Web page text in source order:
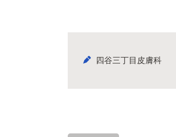
四谷三丁目皮膚科